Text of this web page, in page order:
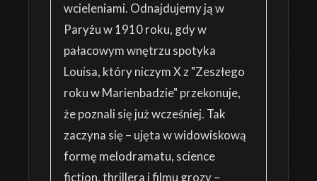
wcieleniami. Odnajdujemy ją w
Paryżu w 1910 roku, gdy w
pałacowym wnętrzu spotyka
Louisa, który niczym X z "Zeszłego
roku w Marienbadzie" przekonuje,
że poznali się już wcześniej. Tak
zaczyna się – ujęta w widowiskową
formę melodramatu, science
fiction, thrillera i filmu grozy –